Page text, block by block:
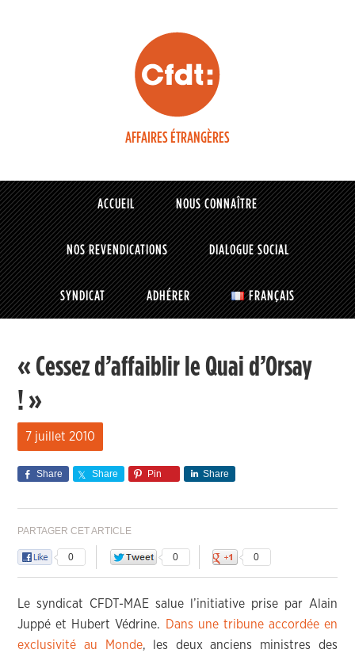
AFFAIRES ÉTRANGÈRES
ACCUEIL NOUS CONNAÎTRE
NOS REVENDICATIONS DIALOGUE SOCIAL
SYNDICAT ADHÉRER FRANÇAIS
« Cessez d’affaiblir le Quai d’Orsay
! »
7 juillet 2010
Share Share Pin Share
PARTAGER CET ARTICLE
0 0 0
Le syndicat CFDT-MAE salue l’initiative prise par Alain
Juppé et Hubert Védrine.
Dans une tribune accordée en
exclusivité au Monde, les deux anciens ministres des